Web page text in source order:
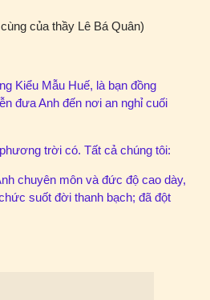
của thầy Lê Bá Quân)
Kiểu Mẫu Huế, là bạn đồng
đưa Anh đến nơi an nghỉ cuối
trời có. Tất cả chúng tôi:
chuyên môn và đức độ cao dày,
suốt đời thanh bạch; đã đột